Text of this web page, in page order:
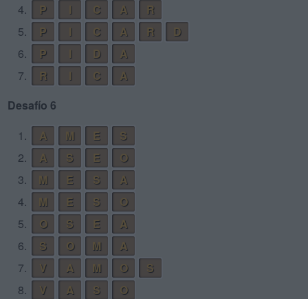
4.
P C A
R
5.
P C A R
D
6.
P D
A
7.
R C
A
Desafío 6
1.
A M E
S
2.
A S E
O
3.
M E S
A
4.
M E S
O
5.
O S E
A
6.
S O M
A
7.
V A M O
S
8.
V A S
O